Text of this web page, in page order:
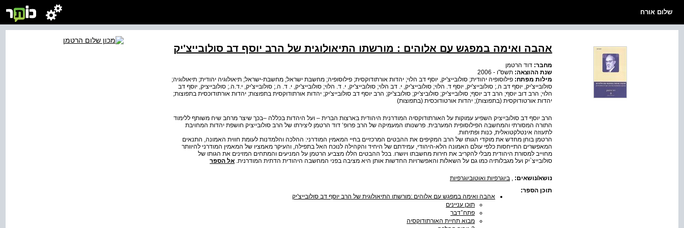
שלום אורח
אהבה ואימה במפגש עם אלוהים : מורשתו התיאולוגית של הרב יוסף דב סולובייצ'יק
מחבר: דוד הרטמן
שנת ההוצאה: תשס"ו - 2006
מילות מפתח: פילוסופיה יהודית; סולובייצ'יק, יוסף דב הלוי; יהדות אורתודוקסית; פילוסופיה; מחשבת ישראל; מחשבת-ישראל; תיאולוגיה יהודית; תיאולוגיה;
סולובייצ'יק, יוסף דב ה.; סולובייצ'יק, יוסף ד. הלוי; סולובייצ'יק, י. דב הלוי; סולובייצ'יק, י. ד. הלוי; סולובייצ'יק, י. ד. ה.; סולובייצ'יק, י.ד.ה.; סולובייציק, יוסף דב
הלוי; הרב דוב יוסף; הרב דב יוסף; סולובייצ'יק; סולוביצ'יק; סולובצ'יק; הרב יוסף דב סולובייצ'יק; יהדות אורתודוקסית בתפוצות; יהדות אורתודוכסית בתפוצות;
יהדות אורטודוקסית (בתפוצות); יהדות אורטודוכסית (בתפוצות)
הרב יוסף דב סולובייציק השפיע עמוקות על האורתודוקסיה המודרנית היהודית בארצות הברית – ועל היהדות בכללה –בכך שיצר מרחב שיח משותף ללימוד
התורה המסורתי והמחשבה הפילוסופית המערבית. פרשנותו המעמיקה של הרב פרופ‘ דוד הרטמן ליצירתו של הרב סולובייציק חושפת יהדות המחויבת
לתעוזה אינטלקטואלית, כנות ופתיחות.
הרטמן בוחן מחדש את מוקדי הגותו של הרב המקיפים את ההבטים המרכזיים בחיי המאמין המודרני: ההלכה והלמדנות לעומת חווית האמונה, התנאים
המאפשרים התייחסות כלפי עולם האמונה הלא-היהודי, עמידתם של היחיד והקהילה לנוכח האל בתפילה, והעיקר מאמציו של המאמין המודרני להיוותר
מחוייב למסורת היהודית מבלי להקריב את חירות מחשבתו ויושרו. בכל ההבטים הללו מצביע הרטמן על המניעים והמתחים המזינים את הגותו של
סולובייצ`יק ועל מגבלותיה כמו גם על השאלות והאפשרויות החדשות אותן היא מציבה בפני המחשבה היהודית הדתית המודרנית. אל הספר
נושא/נושאים:
ביוגרפיות ואוטוביוגרפיות
תוכן הספר:
אהבה ואימה במפגש עם אלוהים :מורשתו התיאולוגית של הרב יוסף דב סולובייצ'יק
תוכן עניינים
פתח־דבר
מבוא תחיית האורתודוקסיה